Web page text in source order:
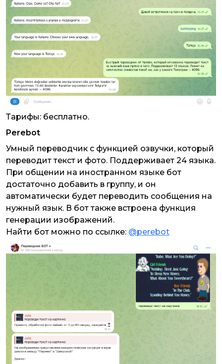
Тарифы: бесплатно.
Perebot
Умный переводчик с функцией озвучки, который
переводит текст и фото. Поддерживает 24 языка.
При общении на иностранном языке бот
достаточно добавить в группу, и он
автоматически будет переводить сообщения на
нужный язык. В бот также встроена функция
генерации изображений.
Найти бот можно по ссылке: @perebot